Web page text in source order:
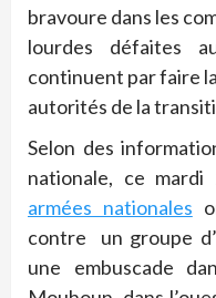
bravoure dans les
lourdes défaites
continuent par faire
autorités de la
Selon des
nationale, ce
armées nationales
contre un groupe
une embuscade